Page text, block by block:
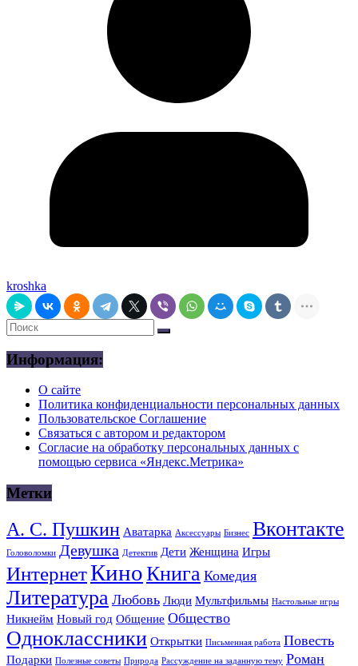
kroshka
Информация:
О сайте
Политика конфиденциальности персональных данных
Пользовательское Соглашение
Связаться с автором и редактором
Согласие на обработку персональных данных с
помощью сервиса «Яндекс.Метрика»
Метки
А. С. Пушкин Аватарка Аксессуары Бизнес Вконтакте
Головоломки Девушка Детектив Дети Женщина Игры
ИнтернетКиноКнига Комедия
Литература Любовь Люди Мультфильмы Настольные игры
Никнейм Новый год Общение Общество
Одноклассники Открытки Письменная работа Повесть
Подарки Полезные советы Природа Рассуждение на заданную тему Роман